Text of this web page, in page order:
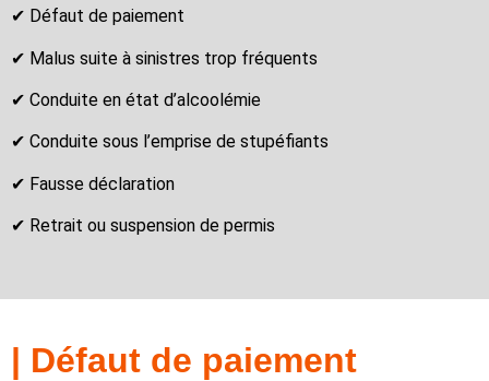
✔ Défaut de paiement
✔ Malus suite à sinistres trop fréquents
✔ Conduite en état d’alcoolémie
✔ Conduite sous l’emprise de stupéfiants
✔ Fausse déclaration
✔ Retrait ou suspension de permis
| Défaut de paiement